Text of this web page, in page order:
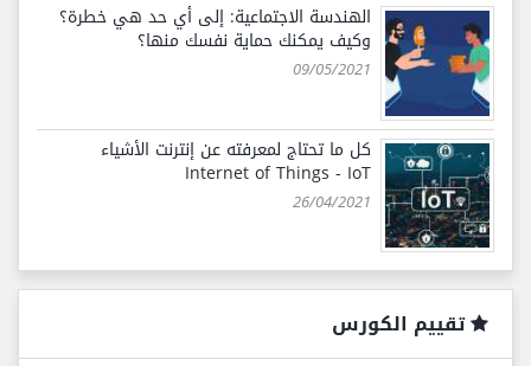
الهندسة الاجتماعية: إلى أي حد هي خطرة؟
وكيف يمكنك حماية نفسك منها؟
09/05/2021
كل ما تحتاج لمعرفته عن إنترنت الأشياء
Internet of Things - IoT
26/04/2021
تقييم الكورس